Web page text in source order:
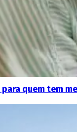
quem tem